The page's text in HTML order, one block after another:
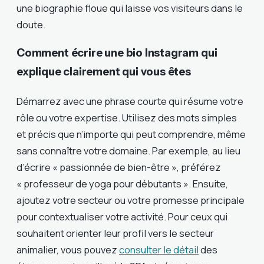
une biographie floue qui laisse vos visiteurs dans le
doute.
Comment écrire une bio Instagram qui
explique clairement qui vous êtes
Démarrez avec une phrase courte qui résume votre
rôle ou votre expertise. Utilisez des mots simples
et précis que n’importe qui peut comprendre, même
sans connaître votre domaine. Par exemple, au lieu
d’écrire « passionnée de bien-être », préférez
« professeur de yoga pour débutants ». Ensuite,
ajoutez votre secteur ou votre promesse principale
pour contextualiser votre activité. Pour ceux qui
souhaitent orienter leur profil vers le secteur
animalier, vous pouvezconsulter le détaildes